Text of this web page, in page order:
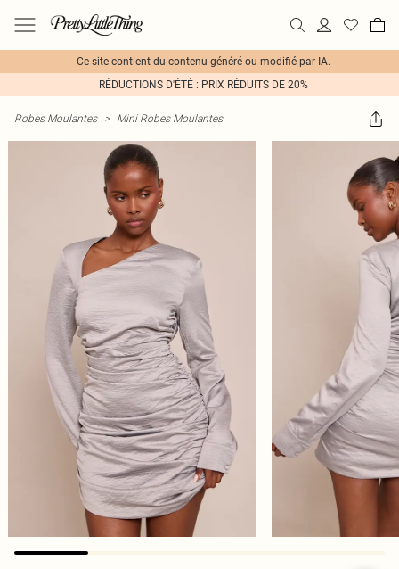
Ce site contient du contenu généré ou modifié par IA.
RÉDUCTIONS D'ÉTÉ : PRIX RÉDUITS DE 20%
Robes Moulantes > Mini Robes Moulantes